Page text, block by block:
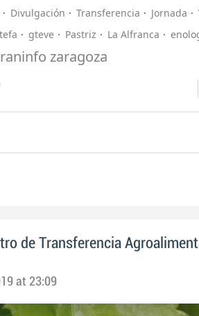
Divulgación Transferencia Jornada
gteve Pastriz La Alfranca
zaragoza
de Transferencia
at 23:09